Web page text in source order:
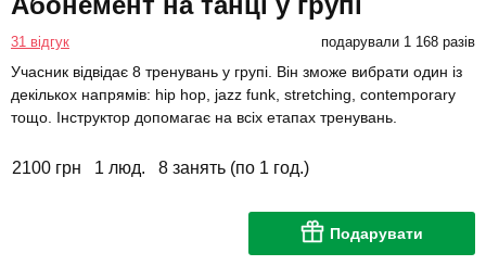
31 відгук подарували 1 168 разів
Учасник відвідає 8 тренувань у групі. Він зможе вибрати один із
декількох напрямів: hip hop, jazz funk, stretching, contemporary
тощо. Інструктор допомагає на всіх етапах тренувань.
2100 грн 1 люд. 8 занять (по 1 год.)
Подарувати